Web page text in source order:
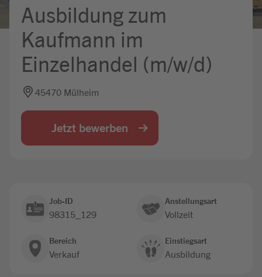
Mein Kandidat:innenprofil
Ausbildung zum
Kaufmann im
Einzelhandel (m/w/d)
45470 Mülheim
Jetzt bewerben
Job-ID
98315_129
Anstellungsart
Vollzeit
Bereich
Verkauf
Einstiegsart
Ausbildung